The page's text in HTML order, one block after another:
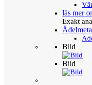
läs mer
Exakt
Bild
Bild